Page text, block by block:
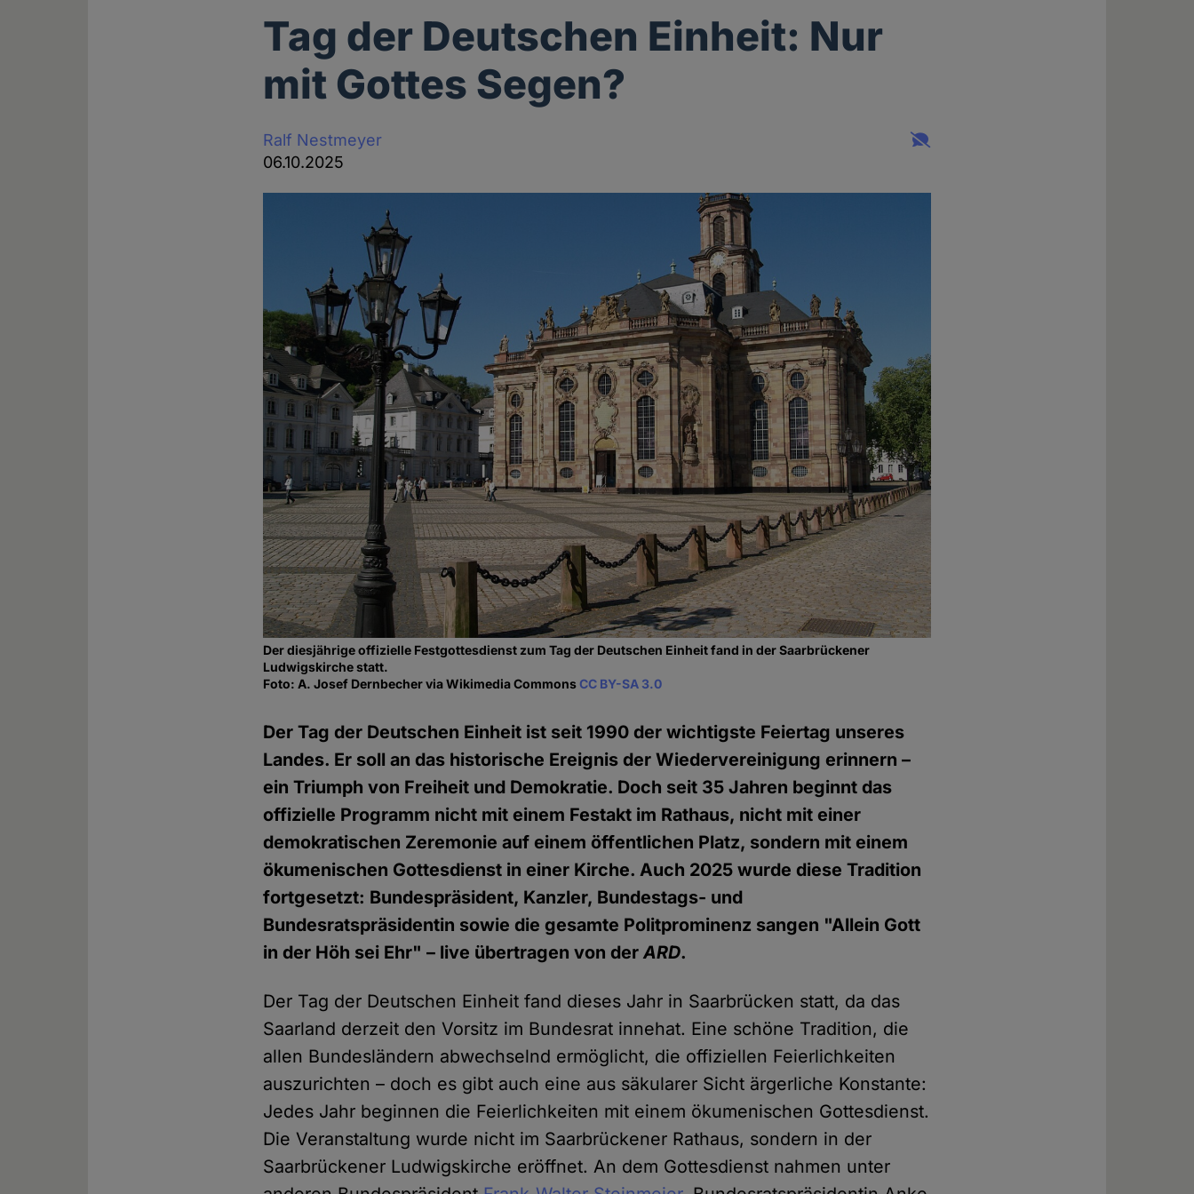
Tag der Deutschen Einheit: Nur
mit Gottes Segen?
Ralf Nestmeyer
06.10.2025
Der diesjährige offizielle Festgottesdienst zum Tag der Deutschen Einheit fand in der Saarbrückener
Ludwigskirche statt.
Foto: A. Josef Dernbecher via Wikimedia CommonsCC BY-SA 3.0
Der Tag der Deutschen Einheit ist seit 1990 der wichtigste Feiertag unseres
Landes. Er soll an das historische Ereignis der Wiedervereinigung erinnern –
ein Triumph von Freiheit und Demokratie. Doch seit 35 Jahren beginnt das
offizielle Programm nicht mit einem Festakt im Rathaus, nicht mit einer
demokratischen Zeremonie auf einem öffentlichen Platz, sondern mit einem
ökumenischen Gottesdienst in einer Kirche. Auch 2025 wurde diese Tradition
fortgesetzt: Bundespräsident, Kanzler, Bundestags- und
Bundesratspräsidentin sowie die gesamte Politprominenz sangen "Allein Gott
in der Höh sei Ehr" – live übertragen von derARD.
Der Tag der Deutschen Einheit fand dieses Jahr in Saarbrücken statt, da das
Saarland derzeit den Vorsitz im Bundesrat innehat. Eine schöne Tradition, die
allen Bundesländern abwechselnd ermöglicht, die offiziellen Feierlichkeiten
auszurichten – doch es gibt auch eine aus säkularer Sicht ärgerliche Konstante:
Jedes Jahr beginnen die Feierlichkeiten mit einem ökumenischen Gottesdienst.
Die Veranstaltung wurde nicht im Saarbrückener Rathaus, sondern in der
Saarbrückener Ludwigskirche eröffnet. An dem Gottesdienst nahmen unter